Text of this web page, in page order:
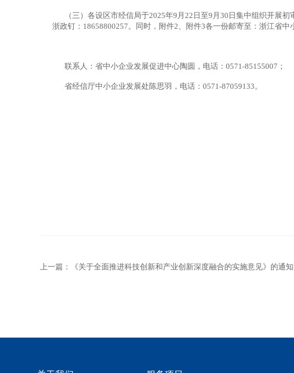
（三）各设区市经信局于2025年9月22日至9月30日集中组织开展
浙政钉：18658800257。同时，附件2、附件3各一份邮寄至：浙江省
联系人：省中小企业发展促进中心陶圆，电话：0571-85155007；
省经信厅中小企业发展处陈思羽，电话：0571-87059133。
上一篇： 《关于全面推进科技创新和产业创新深度融合的实施意见》的通知